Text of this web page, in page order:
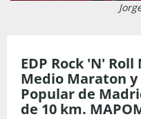
EDP Rock 'N'
Medio Maraton
Popular de
de 10 km.